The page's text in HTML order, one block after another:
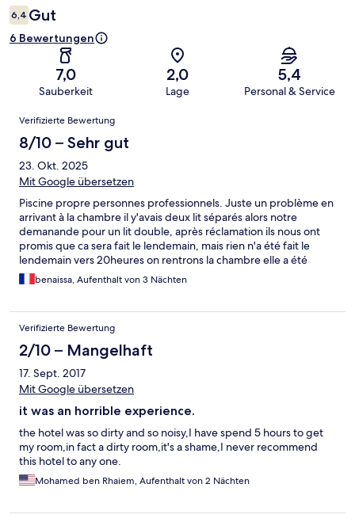
6,4 Gut
6 Bewertungen
7,0
Sauberkeit
2,0
Lage
5,4
Personal & Service
Bewertungen
Verifizierte Bewertung
8/10 – Sehr gut
23. Okt. 2025
Mit Google übersetzen
Piscine propre personnes professionnels. Juste un problème en
arrivant à la chambre il y'avais deux lit séparés alors notre
demanande pour un lit double, après réclamation ils nous ont
promis que ca sera fait le lendemain, mais rien n'a été fait le
lendemain vers 20heures on rentrons la chambre elle a été
même pas faite comme on l'a laissé le matin. Pour un hôtel
4étoiles c'est vraiment dommage.
benaissa, Aufenthalt von 3 Nächten
Verifizierte Bewertung
2/10 – Mangelhaft
17. Sept. 2017
Mit Google übersetzen
it was an horrible experience.
the hotel was so dirty and so noisy,I have spend 5 hours to get
my room,in fact a dirty room,it's a shame,I never recommend
this hotel to any one.
Mohamed ben Rhaiem, Aufenthalt von 2 Nächten